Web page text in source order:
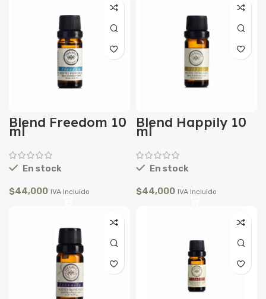
Blend Freedom 10
ml
En stock
$44,000 IVA Incluido
Blend Happily 10
ml
En stock
$44,000 IVA Incluido